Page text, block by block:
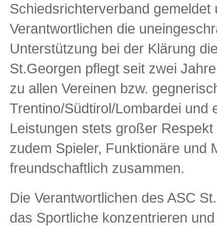
Schiedsrichterverband
Verantwortlichen die
Unterstützung bei der Klärung
St.Georgen pflegt seit zwei
zu allen Vereinen bzw.
Trentino/Südtirol/Lombardei und
Leistungen stets großer
zudem Spieler, Funktionäre und
freundschaftlich zusammen.
Die Verantwortlichen des ASC
das Sportliche konzentrieren